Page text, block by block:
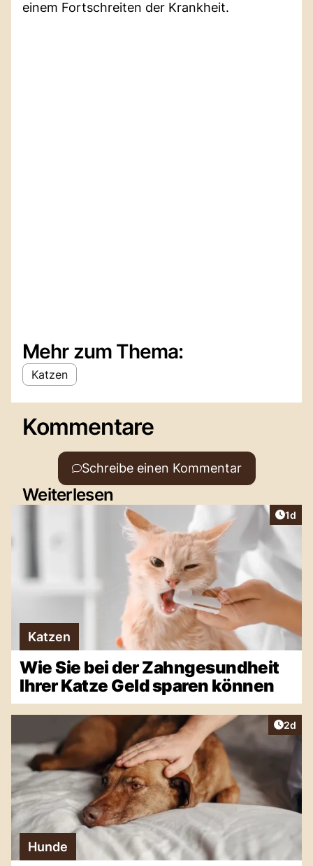
einem Fortschreiten der Krankheit.
Mehr zum Thema:
Katzen
Kommentare
Schreibe einen Kommentar
Weiterlesen
1d
Katzen
Wie Sie bei der Zahngesundheit
Ihrer Katze Geld sparen können
2d
Hunde